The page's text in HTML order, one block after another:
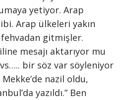
yetiyor. Arap
Arap ülkeleri yakın
gitmişler.
mesajı aktarıyor mu
bir söz var söyleniyor
nazil oldu,
yazıldı.” Ben